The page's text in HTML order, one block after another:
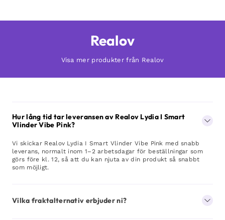
Realov
Visa mer produkter från Realov
Hur lång tid tar leveransen av Realov Lydia I Smart
Vlinder Vibe Pink?
Vi skickar Realov Lydia I Smart Vlinder Vibe Pink med snabb
leverans, normalt inom 1–2 arbetsdagar för beställningar som
görs före kl. 12, så att du kan njuta av din produkt så snabbt
som möjligt.
Vilka fraktalternativ erbjuder ni?